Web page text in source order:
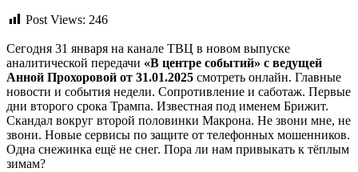
Post Views: 246
Сегодня 31 января на канале ТВЦ в новом выпуске
аналитической передачи «В центре событий» с ведущей
Анной Прохоровой от 31.01.2025 смотреть онлайн. Главные
новости и события недели. Сопротивление и саботаж. Первые
дни второго срока Трампа. Известная под именем Брижит.
Скандал вокруг второй половинки Макрона. Не звони мне, не
звони. Новые сервисы по защите от телефонных мошенников.
Одна снежинка ещё не снег. Пора ли нам привыкать к тёплым
зимам?